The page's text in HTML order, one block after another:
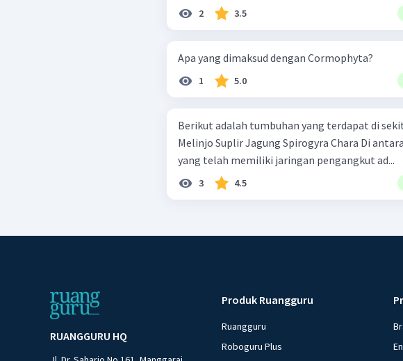
2 3.5
Apa yang dimaksud dengan Cormophyta?
1 5.0
Berikut adalah tumbuhan yang terdapat di sekitar kita:
Melinjo Suplir Jagung Spirogyra Chara Di antara tumbuhan tersebut
yang telah memiliki jaringan pengangkut ad...
3 4.5
RUANGGURU HQ
Produk Ruangguru
Ruangguru
Roboguru Plus